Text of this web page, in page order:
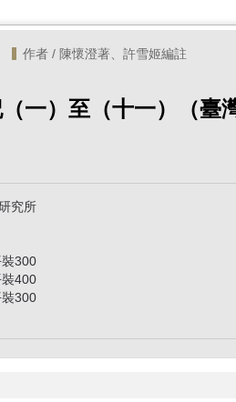
作者 / 陳懷澄著、許雪姬編註
一）至（十一）（臺
究所
300
400
300